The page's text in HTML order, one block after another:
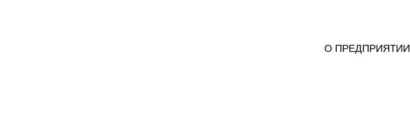
О ПРЕДПРИЯТИИ